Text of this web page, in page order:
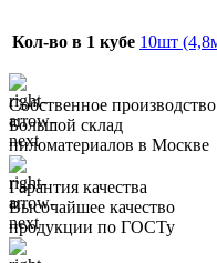
Кол-во в 1 кубе 10шт
Собственное производство
Большой склад
пиломатериалов в Москве
Гарантия качества
Высочайшее качество
продукции по ГОСТу